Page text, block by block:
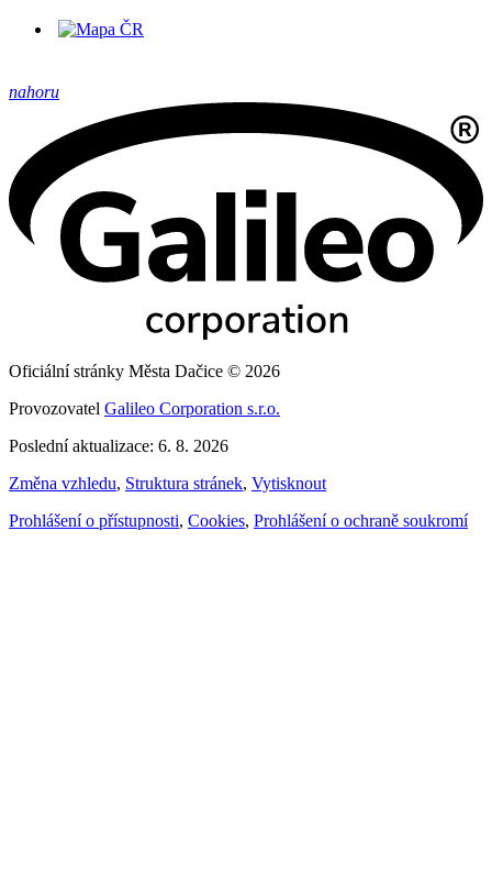
nahoru
Oficiální stránky Města Dačice © 2026
Provozovatel Galileo Corporation s.r.o.
Poslední aktualizace: 6. 8. 2026
Změna vzhledu, Struktura stránek, Vytisknout
Prohlášení o přístupnosti, Cookies, Prohlášení o ochraně soukromí